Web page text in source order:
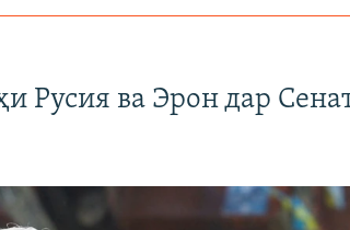
Русия ва Эрон дар